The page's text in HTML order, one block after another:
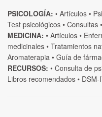
PSICOLOGÍA: • Artículos •
Test psicológicos • Consultas •
MEDICINA: • Artículos •
medicinales • Tratamientos
Aromaterapia • Guía de
RECURSOS: • Consulta de
Libros recomendados • DSM-